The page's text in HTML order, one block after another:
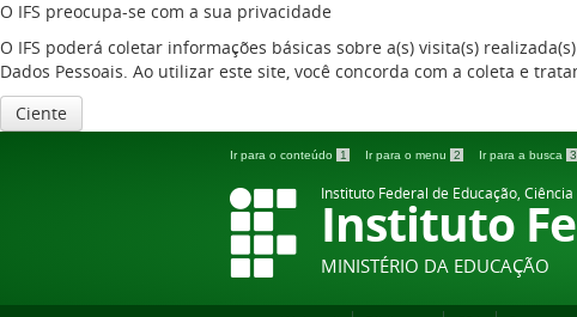
O IFS preocupa-se com a sua privacidade
O IFS poderá coletar informações básicas sobre a(s) visita(s)
Dados Pessoais. Ao utilizar este site, você concorda com a coleta e
Ciente
Ir para o conteúdo 1 Ir para o menu 2 Ir para a busca 3
Instituto Federal de Educação,
Instituto
MINISTÉRIO DA EDUCAÇÃO